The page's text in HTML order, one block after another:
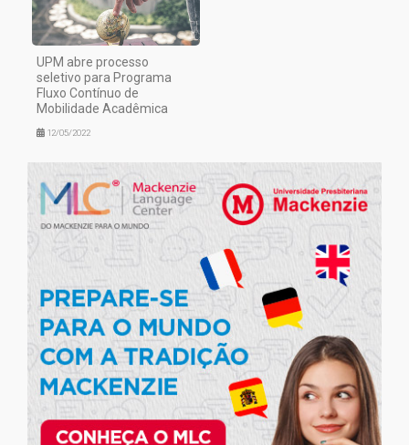
UPM abre processo
seletivo para Programa
Fluxo Contínuo de
Mobilidade Acadêmica
12/05/2022